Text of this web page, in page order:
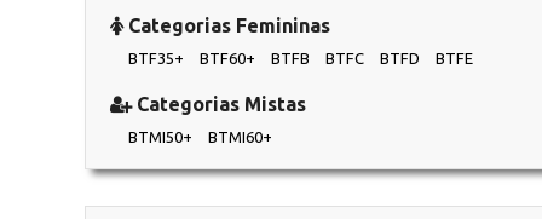
Categorias Femininas
BTF35+ BTF60+ BTFB BTFC BTFD BTFE
Categorias Mistas
BTMI50+ BTMI60+